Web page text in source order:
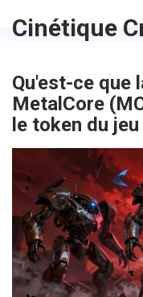
Cinétique
Qu'est-ce que
MetalCore
le token du